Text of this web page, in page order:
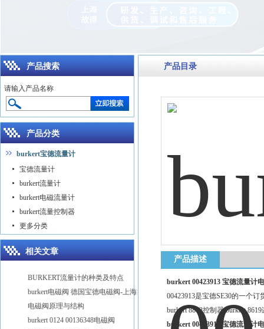
产品目录
产品描述
burkert 00423913 宝德流量计
00423913是宝德SE30的一个
burkert 8802控制器 burkert
burkert 00423913 宝德流量计
产品搜索
请输入产品名称
产品分类
burkert宝德流量计
宝德流量计
burkert流量计
burkert电磁流量计
burkert流量控制器
更多分类
相关文章
BURKERT流量计的种类及特点
电磁阀原理与结构
burkert 0124 00136348电磁阀